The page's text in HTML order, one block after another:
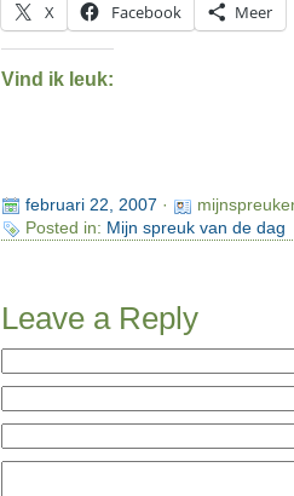
X Facebook Meer
Vind ik leuk:
februari 22, 2007 ·
Posted in: Mijn spreuk van de dag
Leave a Reply